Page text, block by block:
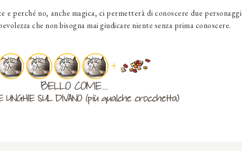
e perché no, anche magica, ci permetterà di conoscere due personaggi
che non bisogna mai giudicare niente senza prima conoscere.